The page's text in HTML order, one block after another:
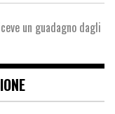
un guadagno dagli